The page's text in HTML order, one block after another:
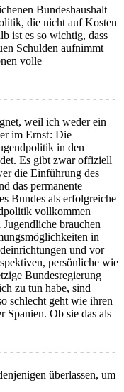
Bundeshaushalt
die nicht auf Kosten
ist es so wichtig, dass
Schulden aufnimmt
volle
- - - - - - - - - - - - - - - - -
weil ich weder ein
im Ernst : Die
in den
Es gibt zwar offiziell
die Einführung des
das permanente
Bundes als erfolgreiche
vollkommen
brauchen
in
und vor
persönliche wie
Bundesregierung
zu tun habe, sind
schlecht geht wie ihren
Spanien. Ob sie das als
- - - - - - - - - - - - - - - - -
überlassen, um